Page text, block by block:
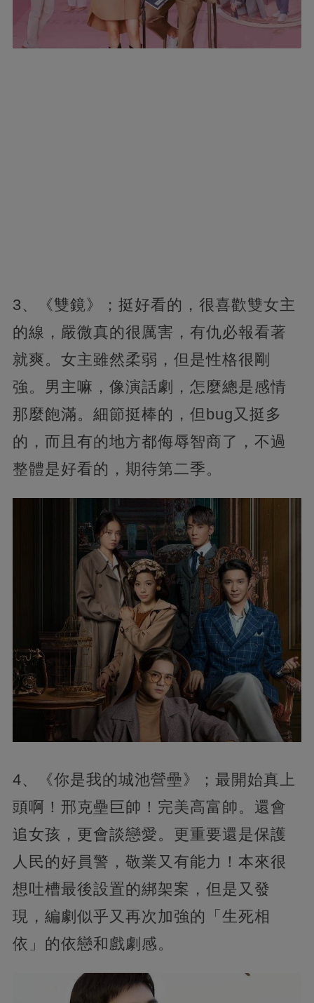
3、《雙鏡》；挺好看的，很喜歡雙女主
的線，嚴微真的很厲害，有仇必報看著
就爽。女主雖然柔弱，但是性格很剛
強。男主嘛，像演話劇，怎麼總是感情
那麼飽滿。細節挺棒的，但bug又挺多
的，而且有的地方都侮辱智商了，不過
整體是好看的，期待第二季。
4、《你是我的城池營壘》；最開始真上
頭啊！邢克壘巨帥！完美高富帥。還會
追女孩，更會談戀愛。更重要還是保護
人民的好員警，敬業又有能力！本來很
想吐槽最後設置的綁架案，但是又發
現，編劇似乎又再次加強的「生死相
依」的依戀和戲劇感。